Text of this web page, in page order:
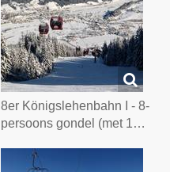
8er Königslehenbahn I - 8-
persoons gondel (met 1…